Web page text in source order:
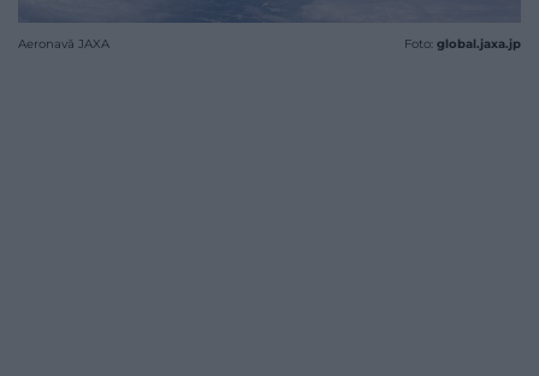
Aeronavă JAXA Foto: global.jaxa.jp